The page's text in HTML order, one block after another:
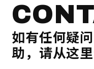
如有任何疑
助， 请从这里